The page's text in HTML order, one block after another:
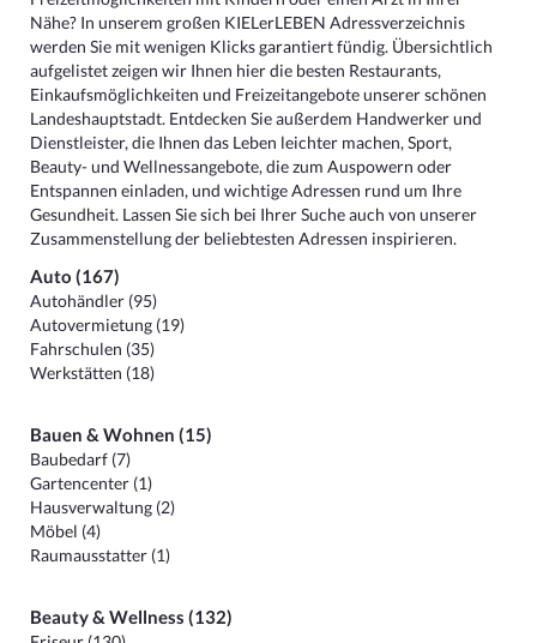
Nähe? In unserem großen KIELerLEBEN Adressverzeichnis
werden Sie mit wenigen Klicks garantiert fündig. Übersichtlich
aufgelistet zeigen wir Ihnen hier die besten Restaurants,
Einkaufsmöglichkeiten und Freizeitangebote unserer schönen
Landeshauptstadt. Entdecken Sie außerdem Handwerker und
Dienstleister, die Ihnen das Leben leichter machen, Sport,
Beauty- und Wellnessangebote, die zum Auspowern oder
Entspannen einladen, und wichtige Adressen rund um Ihre
Gesundheit. Lassen Sie sich bei Ihrer Suche auch von unserer
Zusammenstellung der beliebtesten Adressen inspirieren.
Auto (167)
Autohändler (95)
Autovermietung (19)
Fahrschulen (35)
Werkstätten (18)
Bauen & Wohnen (15)
Baubedarf (7)
Gartencenter (1)
Hausverwaltung (2)
Möbel (4)
Raumausstatter (1)
Beauty & Wellness (132)